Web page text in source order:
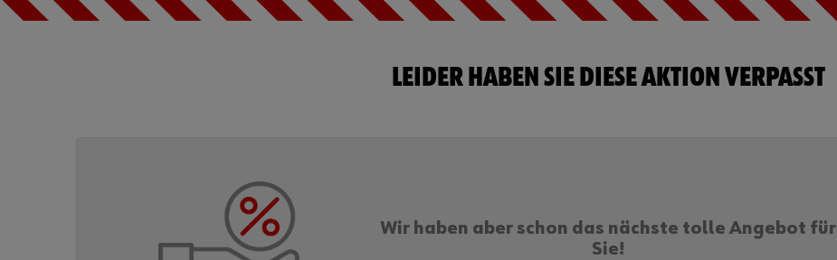
LEIDER HABEN SIE DIESE AKTION VERPASST
Wir haben aber schon das nächste tolle Angebot für
Sie!